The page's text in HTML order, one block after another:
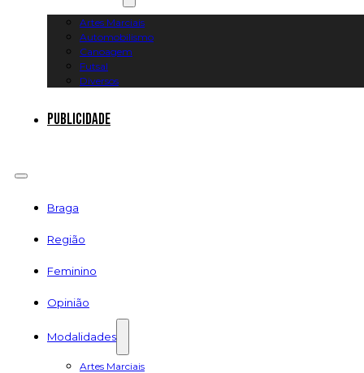
Artes Marciais
Automobilismo
Canoagem
Futsal
Diversos
Publicidade
Braga
Região
Feminino
Opinião
Modalidades
Artes Marciais